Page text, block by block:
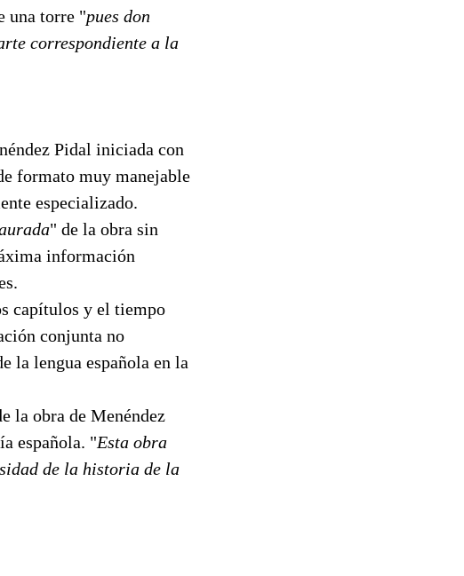
una torre "pues don
correspondiente a la
Pidal iniciada con
formato muy manejable
especializado.
" de la obra sin
información
capítulos y el tiempo
conjunta no
la lengua española en la
la obra de Menéndez
española. "Esta obra
de la historia de la